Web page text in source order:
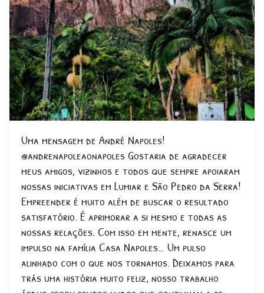
Uma mensagem de André Napoles!
@andrenapoleaonapoles Gostaria de agradecer
meus amigos, vizinhos e todos que sempre apoiaram
nossas iniciativas em Lumiar e São Pedro da Serra!
Empreender é muito além de buscar o resultado
satisfatório. É aprimorar a si mesmo e todas as
nossas relações. Com isso em mente, renasce um
impulso na família Casa Napoles… Um pulso
alinhado com o que nos tornamos. Deixamos para
trás uma história muito feliz, nosso trabalho